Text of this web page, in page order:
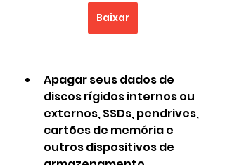
Baixar
Apagar seus dados de
discos rígidos internos ou
externos, SSDs, pendrives,
cartões de memória e
outros dispositivos de